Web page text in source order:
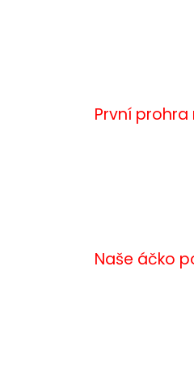
První
Naše áčko